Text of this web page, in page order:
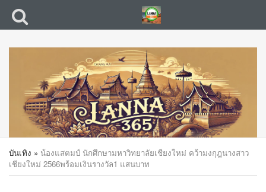
บันเทิง » น้องแสตมป์ นักศึกษามหาวิทยาลัยเชียงใหม่ คว้ามงกุฎนางสาว
เชียงใหม่ 2566พร้อมเงินรางวัล1 แสนบาท